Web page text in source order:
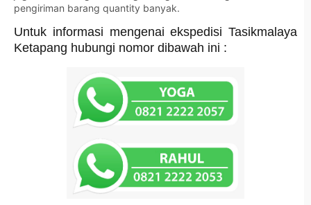
pengiriman barang quantity banyak.
Untuk informasi mengenai ekspedisi Tasikmalaya
Ketapang hubungi nomor dibawah ini :